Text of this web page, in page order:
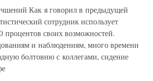
Как я говорил в предыдущей
сотрудник использует
процентов своих возможностей.
и наблюдениям, много времени
болтовню с коллегами, сидение